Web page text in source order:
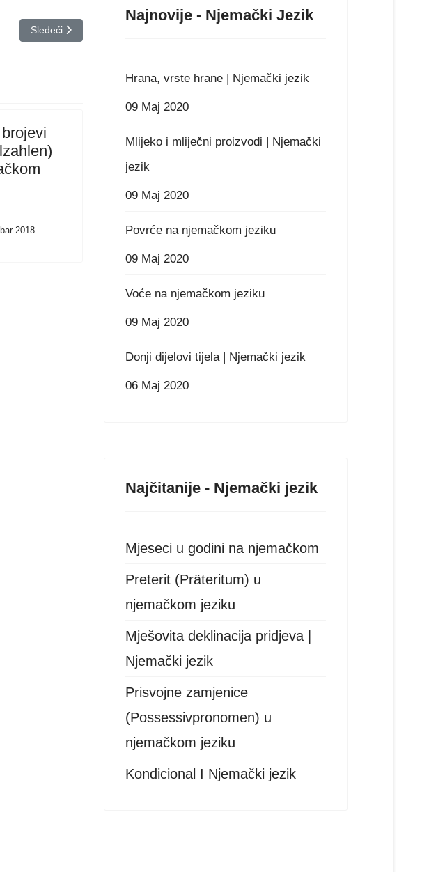
Sledeći članak: Veznici | Njemački jezik
Sledeći
2018
Najnovije - Njemački Jezik
Hrana, vrste hrane | Njemački jezik
09 Maj 2020
Mlijeko i mliječni proizvodi | Njemački
jezik
09 Maj 2020
Povrće na njemačkom jeziku
09 Maj 2020
Voće na njemačkom jeziku
09 Maj 2020
Donji dijelovi tijela | Njemački jezik
06 Maj 2020
Najčitanije - Njemački jezik
Mjeseci u godini na njemačkom
Preterit (Präteritum) u
njemačkom jeziku
Mješovita deklinacija pridjeva |
Njemački jezik
Prisvojne zamjenice
(Possessivpronomen) u
njemačkom jeziku
Kondicional I Njemački jezik